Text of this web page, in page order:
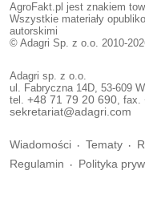
AgroFakt.pl jest znakiem
Wszystkie materiały
autorskimi
© Adagri Sp. z o.o. 2010-
Adagri sp. z o.o.
ul. Fabryczna 14D, 53-609
tel. +48 71 79 20 690 ,
sekretariat@adagri.com
Wiadomości Tematy
Regulamin
Polityka